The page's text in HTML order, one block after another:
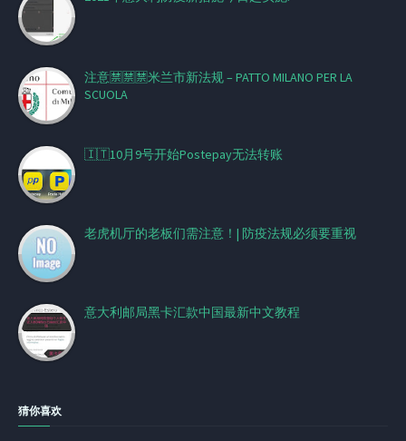
注意🈲🈲🈲米兰市新法规 – PATTO MILANO PER LA
SCUOLA
🇮🇹10月9号开始Postepay无法转账
老虎机厅的老板们需注意！| 防疫法规必须要重视
意大利邮局黑卡汇款中国最新中文教程
猜你喜欢